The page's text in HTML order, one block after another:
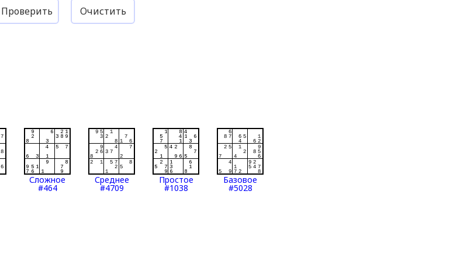
Проверить Очистить
Сложное
#464
Среднее
#4709
Простое
#1038
Базовое
#5028